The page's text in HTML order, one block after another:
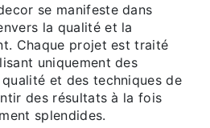
se manifeste dans
la qualité et la
Chaque projet est traité
uniquement des
et des techniques de
des résultats à la fois
splendides.